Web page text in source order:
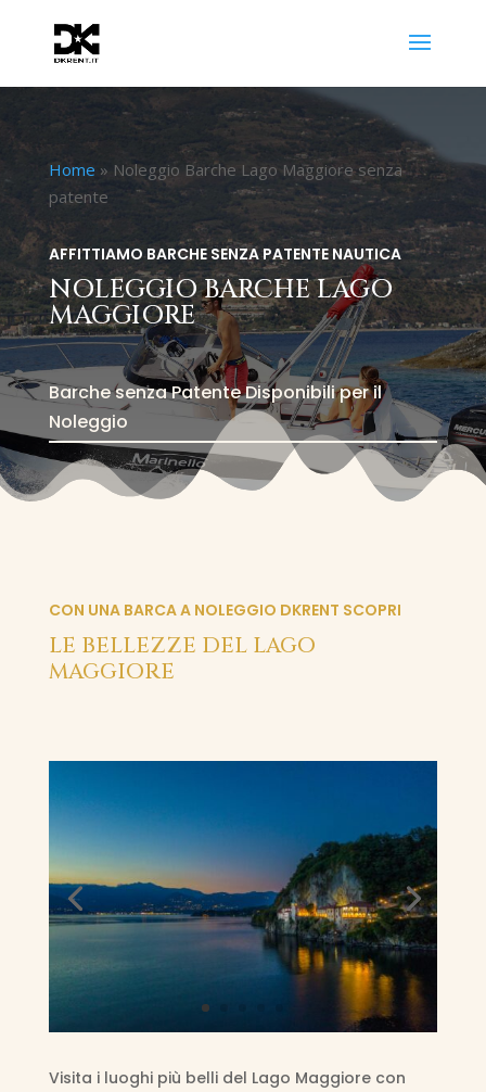
Home » Noleggio Barche Lago Maggiore senza
patente
AFFITTIAMO BARCHE SENZA PATENTE NAUTICA
NOLEGGIO BARCHE LAGO
MAGGIORE
Barche senza Patente Disponibili per il
Noleggio
CON UNA BARCA A NOLEGGIO DKRENT SCOPRI
LE BELLEZZE DEL LAGO
MAGGIORE
Visita i luoghi più belli del Lago Maggiore con